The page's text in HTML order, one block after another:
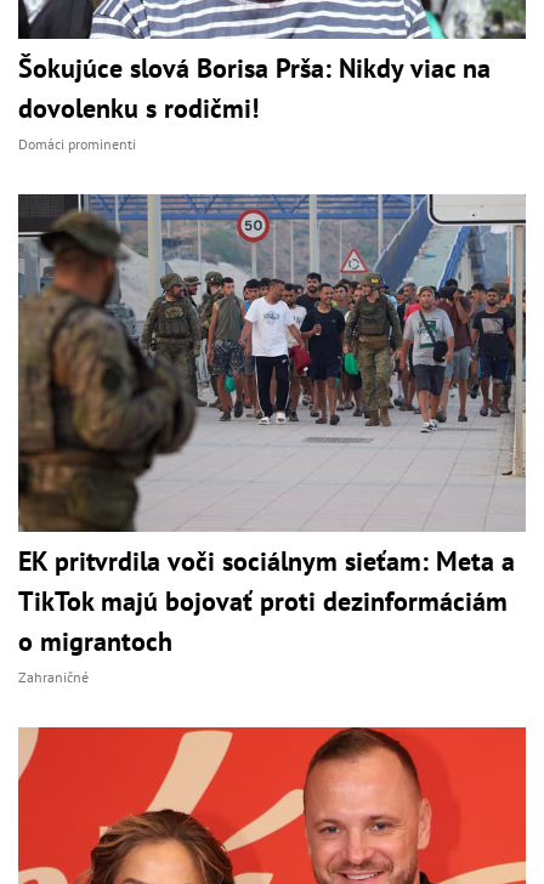
Šokujúce slová Borisa Prša: Nikdy viac na
dovolenku s rodičmi!
Domáci prominenti
EK pritvrdila voči sociálnym sieťam: Meta a
TikTok majú bojovať proti dezinformáciám
o migrantoch
Zahraničné